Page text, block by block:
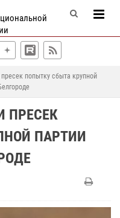
попытку сбыта крупной
ПРЕСЕК
ПАРТИИ